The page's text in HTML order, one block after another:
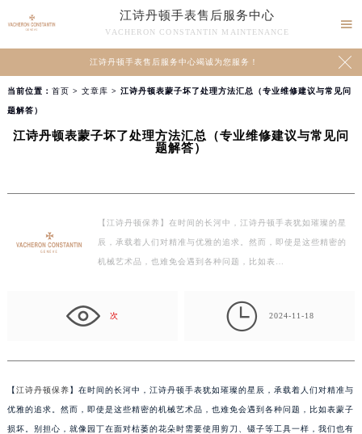
江诗丹顿手表售后服务中心
VACHERON CONSTANTIN MAINTENANCE

江诗丹顿手表售后服务中心竭诚为您服务！ 
当前位置： 首页 > 文章库 > 江诗丹顿表蒙子坏了处理方法汇总（专业维修建议与常见问
题解答）
江诗丹顿表蒙子坏了处理方法汇总（专业维修建议与常见问
题解答）
【江诗丹顿保养】在时间的长河中，江诗丹顿手表犹如璀璨的星
辰，承载着人们对精准与优雅的追求。然而，即使是这些精密的
机械艺术品，也难免会遇到各种问题，比如表…
次  2024-11-18
【江诗丹顿保养】在时间的长河中，江诗丹顿手表犹如璀璨的星辰，承载着人们对精准与
优雅的追求。然而，即使是这些精密的机械艺术品，也难免会遇到各种问题，比如表蒙子
损坏。别担心，就像园丁在面对枯萎的花朵时需要使用剪刀、镊子等工具一样，我们也有